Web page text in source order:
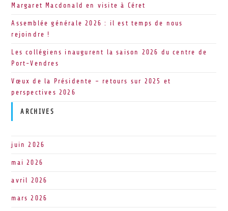
Margaret Macdonald en visite à Céret
Assemblée générale 2026 : il est temps de nous
rejoindre !
Les collégiens inaugurent la saison 2026 du centre de
Port-Vendres
Vœux de la Présidente – retours sur 2025 et
perspectives 2026
ARCHIVES
juin 2026
mai 2026
avril 2026
mars 2026